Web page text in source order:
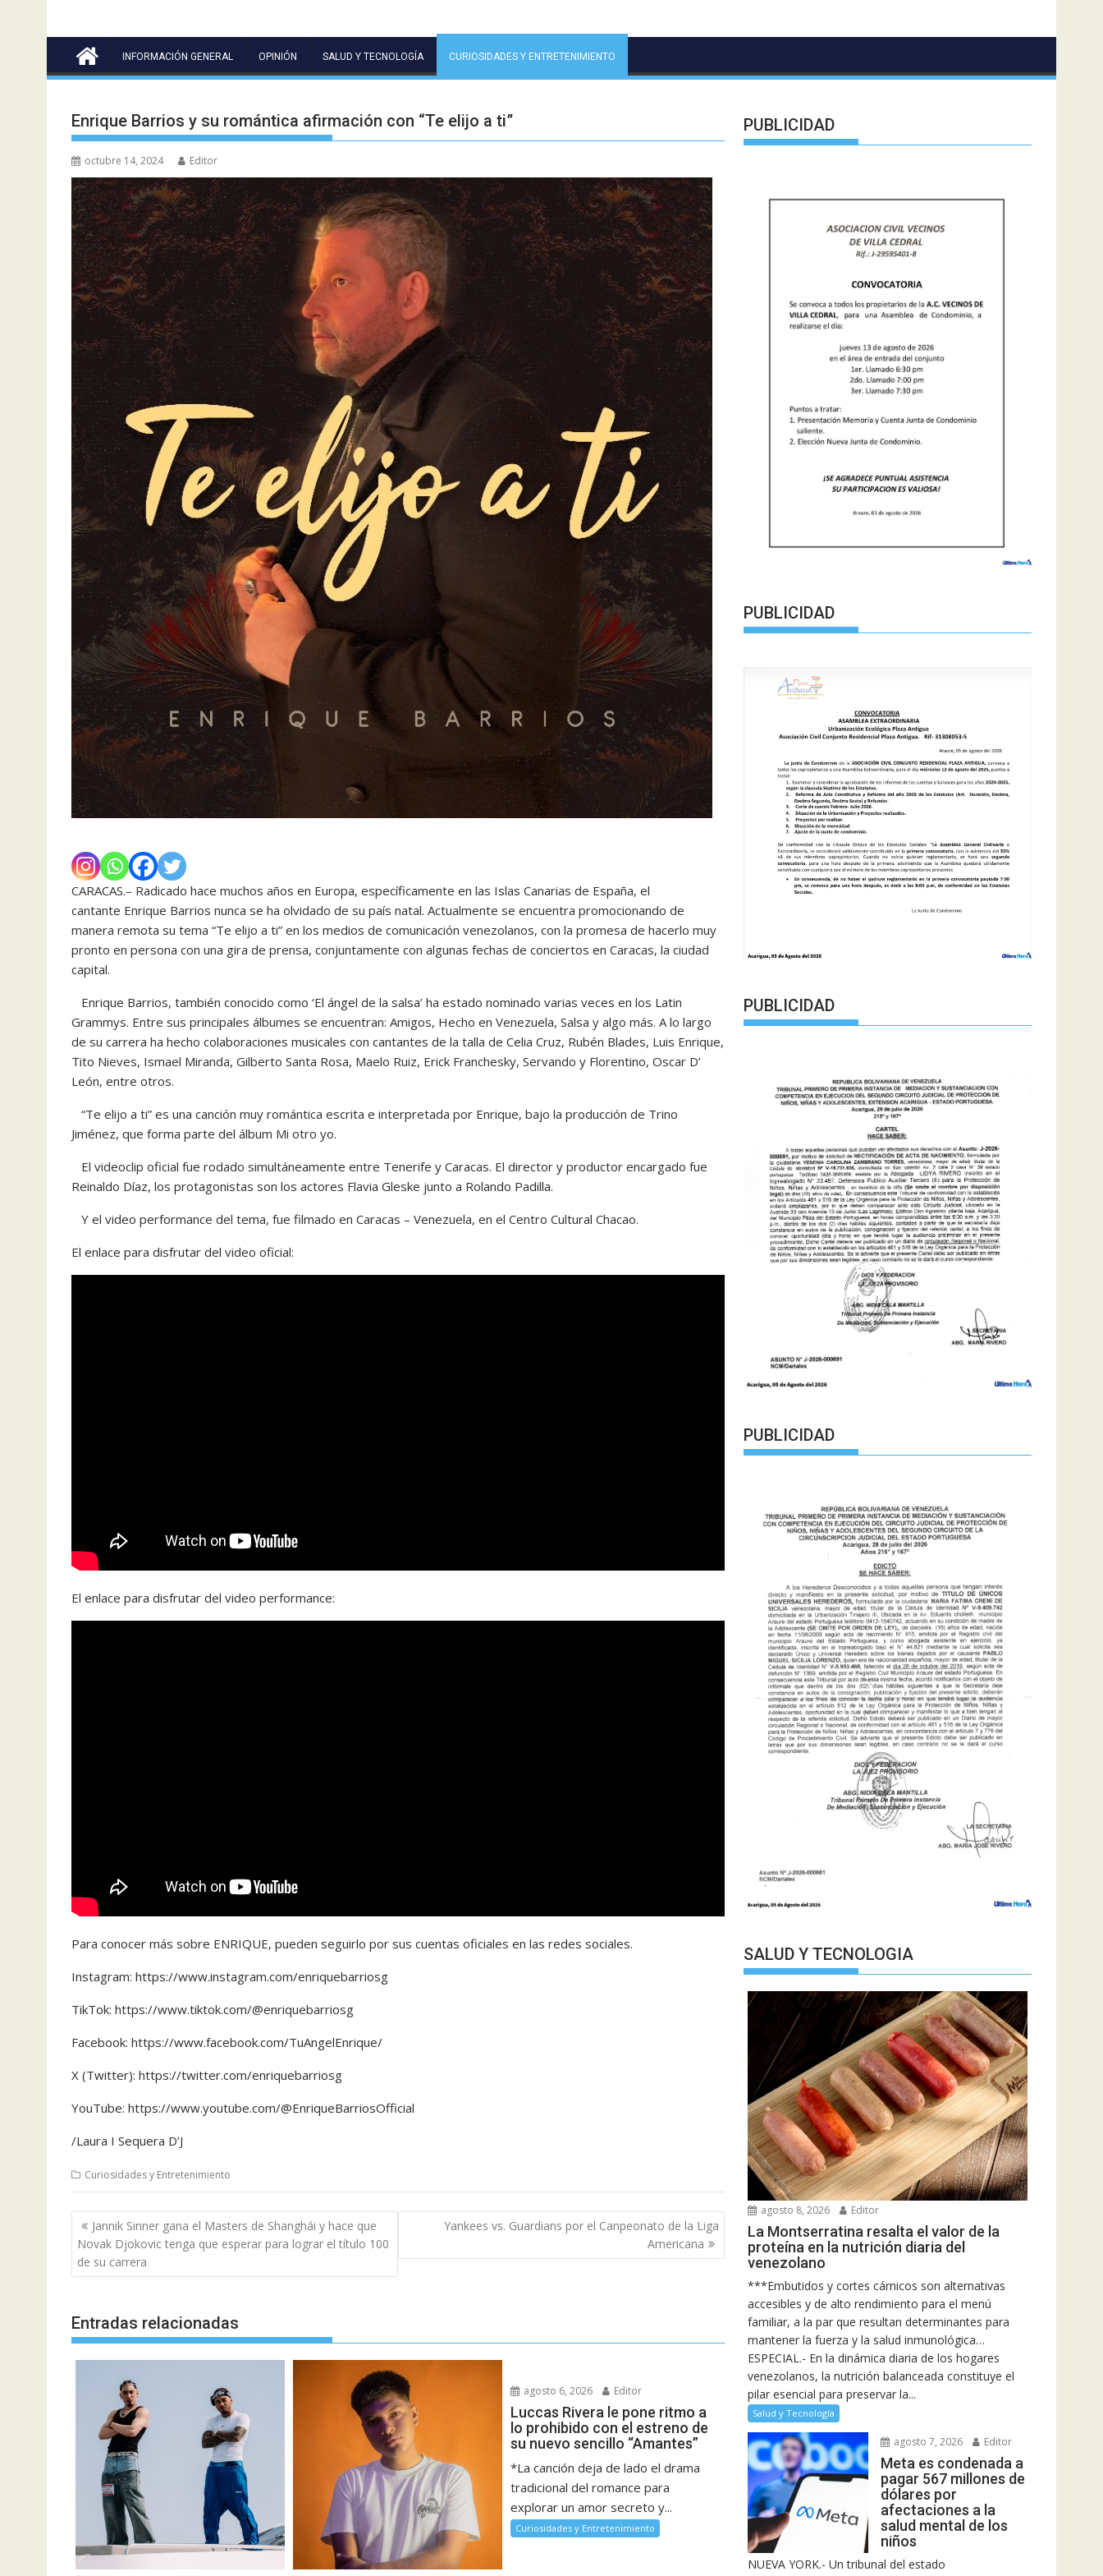
INFORMACIÓN GENERAL OPINIÓN SALUD Y TECNOLOGÍA CURIOSIDADES Y ENTRETENIMIENTO
Enrique Barrios y su romántica afirmación con “Te elijo a ti”
octubre 14, 2024 Editor
CARACAS.– Radicado hace muchos años en Europa, específicamente en las Islas Canarias de España, el
cantante Enrique Barrios nunca se ha olvidado de su país natal. Actualmente se encuentra promocionando de
manera remota su tema “Te elijo a ti” en los medios de comunicación venezolanos, con la promesa de hacerlo muy
pronto en persona con una gira de prensa, conjuntamente con algunas fechas de conciertos en Caracas, la ciudad
capital.
Enrique Barrios, también conocido como ‘El ángel de la salsa’ ha estado nominado varias veces en los Latin
Grammys. Entre sus principales álbumes se encuentran: Amigos, Hecho en Venezuela, Salsa y algo más. A lo largo
de su carrera ha hecho colaboraciones musicales con cantantes de la talla de Celia Cruz, Rubén Blades, Luis Enrique,
Tito Nieves, Ismael Miranda, Gilberto Santa Rosa, Maelo Ruiz, Erick Franchesky, Servando y Florentino, Oscar D’
León, entre otros.
“Te elijo a ti” es una canción muy romántica escrita e interpretada por Enrique, bajo la producción de Trino
Jiménez, que forma parte del álbum Mi otro yo.
El videoclip oficial fue rodado simultáneamente entre Tenerife y Caracas. El director y productor encargado fue
Reinaldo Díaz, los protagonistas son los actores Flavia Gleske junto a Rolando Padilla.
Y el video performance del tema, fue filmado en Caracas – Venezuela, en el Centro Cultural Chacao.
El enlace para disfrutar del video oficial:
El enlace para disfrutar del video performance:
Para conocer más sobre ENRIQUE, pueden seguirlo por sus cuentas oficiales en las redes sociales.
Instagram: https://www.instagram.com/enriquebarriosg
TikTok: https://www.tiktok.com/@enriquebarriosg
Facebook: https://www.facebook.com/TuAngelEnrique/
X (Twitter): https://twitter.com/enriquebarriosg
YouTube: https://www.youtube.com/@EnriqueBarriosOfficial
/Laura I Sequera D’J
Curiosidades y Entretenimiento
Navegación
de
entradas
Jannik Sinner gana el Masters de Shanghái y hace que
Novak Djokovic tenga que esperar para lograr el título 100
de su carrera
Yankees vs. Guardians por el Canpeonato de la Liga
Americana
Entradas relacionadas
agosto 6, 2026 Editor
Luccas Rivera le pone ritmo a
lo prohibido con el estreno de
su nuevo sencillo “Amantes”
*La canción deja de lado el drama
tradicional del romance para
explorar un amor secreto y...
Curiosidades y Entretenimiento
PUBLICIDAD
PUBLICIDAD
PUBLICIDAD
PUBLICIDAD
SALUD Y TECNOLOGIA
agosto 8, 2026 Editor
La Montserratina resalta el valor de la
proteína en la nutrición diaria del
venezolano
***Embutidos y cortes cárnicos son alternativas
accesibles y de alto rendimiento para el menú
familiar, a la par que resultan determinantes para
mantener la fuerza y la salud inmunológica…
ESPECIAL.- En la dinámica diaria de los hogares
venezolanos, la nutrición balanceada constituye el
pilar esencial para preservar la...
Salud y Tecnología
agosto 7, 2026 Editor
Meta es condenada a
pagar 567 millones de
dólares por
afectaciones a la
salud mental de los
niños
NUEVA YORK.- Un tribunal del estado